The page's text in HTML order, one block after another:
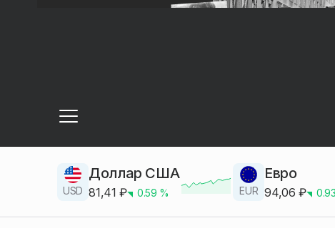
USD
Доллар США
81,41 ₽ 0.59 % EUR
Евро
94,06 ₽ 0.93